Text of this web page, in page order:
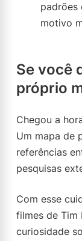
padrões
motivo
Se você
próprio
Chegou a
Um mapa de
referências
pesquisas
Com esse
filmes de Tim
curiosidade